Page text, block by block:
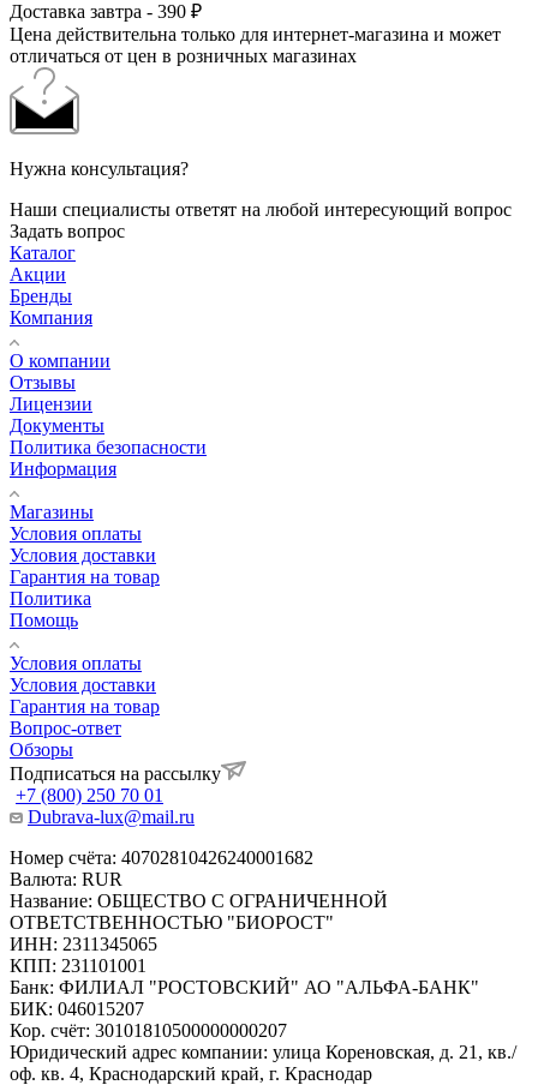
Доставка завтра - 390 ₽
Цена действительна только для интернет-магазина и может
отличаться от цен в розничных магазинах
Нужна консультация?
Наши специалисты ответят на любой интересующий вопрос
Задать вопрос
Каталог
Акции
Бренды
Компания
О компании
Отзывы
Лицензии
Документы
Политика безопасности
Информация
Магазины
Условия оплаты
Условия доставки
Гарантия на товар
Политика
Помощь
Условия оплаты
Условия доставки
Гарантия на товар
Вопрос-ответ
Обзоры
Подписаться на рассылку
+7 (800) 250 70 01
Dubrava-lux@mail.ru
Номер счёта: 40702810426240001682
Валюта: RUR
Название: ОБЩЕСТВО С ОГРАНИЧЕННОЙ
ОТВЕТСТВЕННОСТЬЮ "БИОРОСТ"
ИНН: 2311345065
КПП: 231101001
Банк: ФИЛИАЛ "РОСТОВСКИЙ" АО "АЛЬФА-БАНК"
БИК: 046015207
Кор. счёт: 30101810500000000207
Юридический адрес компании: улица Кореновская, д. 21, кв./
оф. кв. 4, Краснодарский край, г. Краснодар